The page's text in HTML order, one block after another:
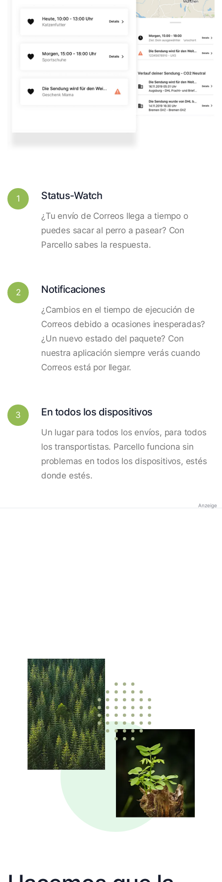
1 Status-Watch
¿Tu envío de Correos llega a tiempo o
puedes sacar al perro a pasear? Con
Parcello sabes la respuesta.
2 Notificaciones
¿Cambios en el tiempo de ejecución de
Correos debido a ocasiones inesperadas?
¿Un nuevo estado del paquete? Con
nuestra aplicación siempre verás cuando
Correos está por llegar.
3 En todos los dispositivos
Un lugar para todos los envíos, para todos
los transportistas. Parcello funciona sin
problemas en todos los dispositivos, estés
donde estés.
Anzeige